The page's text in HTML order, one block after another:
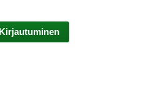
Kirjautuminen